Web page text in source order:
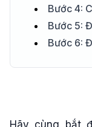
Bước 4:
Bước 5:
Bước 6:
Hãy cùng bắt